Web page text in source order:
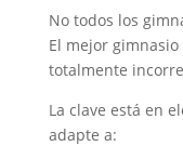
No todos los
El mejor
totalmente
La clave está en
adapte a: